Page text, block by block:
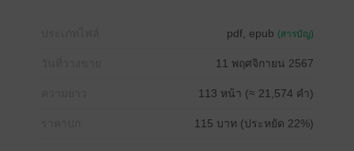
pdf, epub (สารบัญ)
11 พฤศจิกายน 2567
113 หน้า (≈ 21,574 คำ)
115 บาท (ประหยัด 22%)